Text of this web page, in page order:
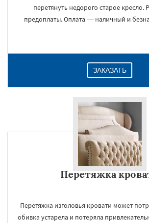
перетянуть недорого старое кресло.
предоплаты. Оплата — наличный и
ЗАКАЗАТЬ
Перетяжка
Перетяжка изголовья кровати может
обивка устарела и потеряла